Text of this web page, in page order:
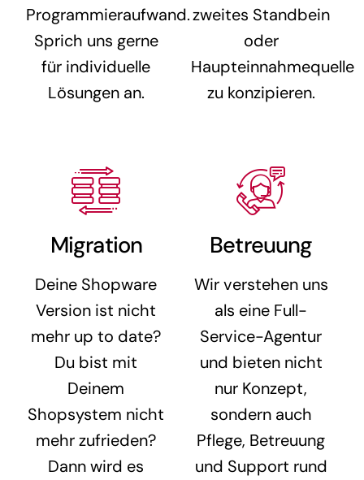
Programmieraufwand.
Sprich uns gerne
für individuelle
Lösungen an.
zweites Standbein
oder
Haupteinnahmequelle
zu konzipieren.
Migration
Deine Shopware
Version ist nicht
mehr up to date?
Du bist mit
Deinem
Shopsystem nicht
mehr zufrieden?
Dann wird es
Betreuung
Wir verstehen uns
als eine Full-
Service-Agentur
und bieten nicht
nur Konzept,
sondern auch
Pflege, Betreuung
und Support rund